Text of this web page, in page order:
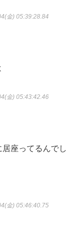
金) 05:39:28.84
金) 05:43:42.46
座ってるんでし
金) 05:46:40.75